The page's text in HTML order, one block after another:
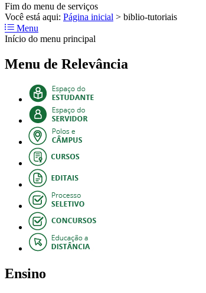
Fim do menu de serviços
Você está aqui: Página inicial > biblio-tutoriais
Menu
Início do menu principal
Menu de Relevância
Ensino